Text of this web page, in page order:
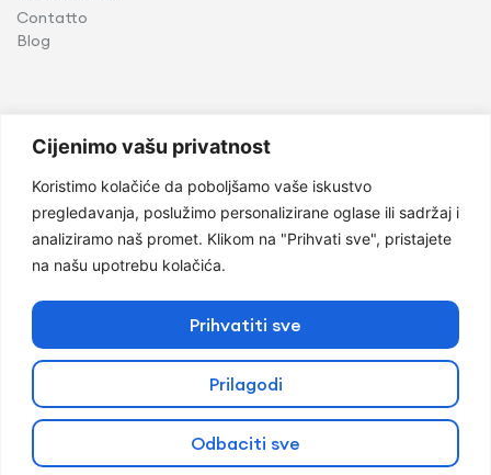
Cijenimo vašu privatnost
Koristimo kolačiće da poboljšamo vaše iskustvo
pregledavanja, poslužimo personalizirane oglase ili sadržaj i
analiziramo naš promet. Klikom na "Prihvati sve", pristajete
na našu upotrebu kolačića.
Prilagodi
Odbaciti sve
Prihvatiti sve
Contatto
Blog
Chirurgia orale
Odontoiatria pediatrica
Ortodonzia
Parodontologia e medicina orale
Odontoiatria conservativa
Protesi
@Copyright 2026 di Mondent